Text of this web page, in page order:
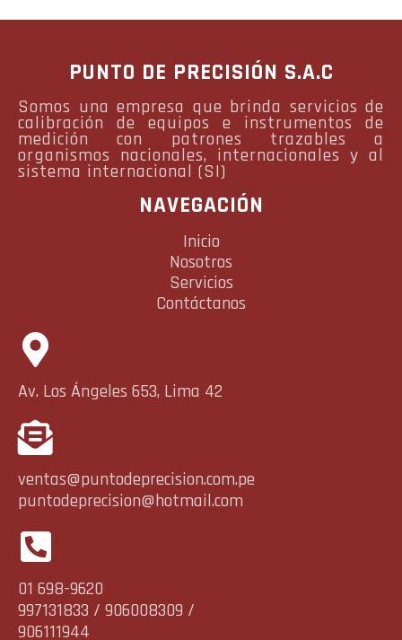
PUNTO DE PRECISIÓN S.A.C
Somos una empresa que brinda servicios de
calibración de equipos e instrumentos de
medición con patrones trazables a
organismos nacionales, internacionales y al
sistema internacional (SI)
NAVEGACIÓN
Inicio
Nosotros
Servicios
Contáctanos
Av. Los Ángeles 653, Lima 42
ventas@puntodeprecision.com.pe
puntodeprecision@hotmail.com
01 698-9620
997131833 / 906008309 /
906111944